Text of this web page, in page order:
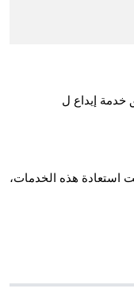
خدمة إيداع ل
استعادة هذه الخدمات،